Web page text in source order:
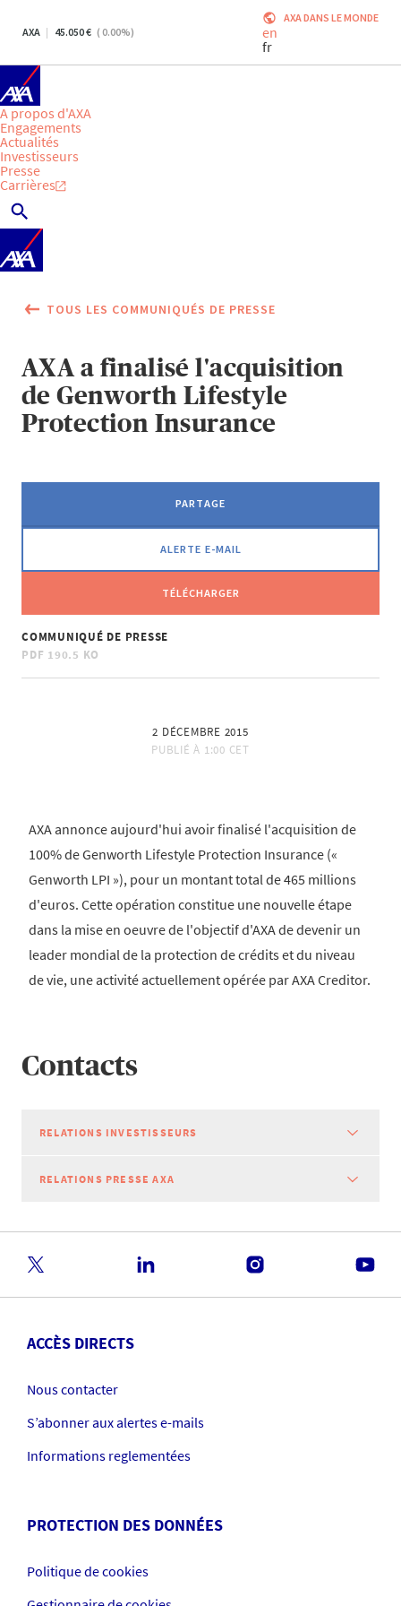
AXA 45.050 ( 0.00%)
AXA DANS LE MONDE
en
fr
A propos d'AXA
Engagements
Actualités
Investisseurs
Presse
Carrières
TOUS LES COMMUNIQUÉS DE PRESSE
AXA a finalisé l'acquisition
de Genworth Lifestyle
Protection Insurance
PARTAGE
ALERTE E-MAIL
TÉLÉCHARGER
COMMUNIQUÉ DE PRESSE
PDF 190.5 KO
2 DÉCEMBRE 2015
PUBLIÉ À 1:00 CET
AXA annonce aujourd'hui avoir finalisé l'acquisition de
100% de Genworth Lifestyle Protection Insurance («
Genworth LPI »), pour un montant total de 465 millions
d'euros. Cette opération constitue une nouvelle étape
dans la mise en oeuvre de l'objectif d'AXA de devenir un
leader mondial de la protection de crédits et du niveau
de vie, une activité actuellement opérée par AXA Creditor.
Contacts
RELATIONS INVESTISSEURS
RELATIONS PRESSE AXA
ACCÈS DIRECTS
Nous contacter
S’abonner aux alertes e-mails
Informations reglementées
PROTECTION DES DONNÉES
Politique de cookies